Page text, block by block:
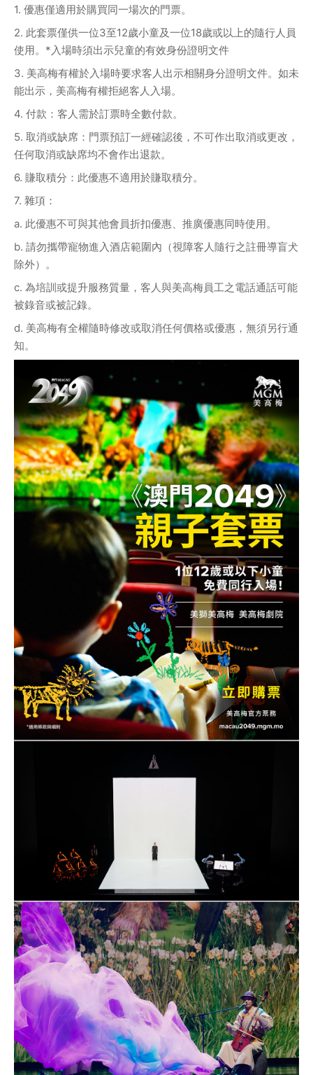
1. 優惠僅適用於購買同一場次的門票。
2. 此套票僅供一位3至12歲小童及一位18歲或以上的隨行人員
使用。*入場時須出示兒童的有效身份證明文件
3. 美高梅有權於入場時要求客人出示相關身分證明文件。如未
能出示，美高梅有權拒絕客人入場。
4. 付款：客人需於訂票時全數付款。
5. 取消或缺席：門票預訂一經確認後，不可作出取消或更改，
任何取消或缺席均不會作出退款。
6. 賺取積分：此優惠不適用於賺取積分。
7. 雜項：
a. 此優惠不可與其他會員折扣優惠、推廣優惠同時使用。
b. 請勿攜帶寵物進入酒店範圍內（視障客人隨行之註冊導盲犬
除外）。
c. 為培訓或提升服務質量，客人與美高梅員工之電話通話可能
被錄音或被記錄。
d. 美高梅有全權隨時修改或取消任何價格或優惠，無須另行通
知。